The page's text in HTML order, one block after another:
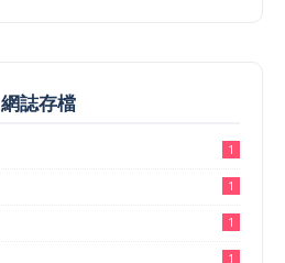
網誌存檔
1
1
1
1